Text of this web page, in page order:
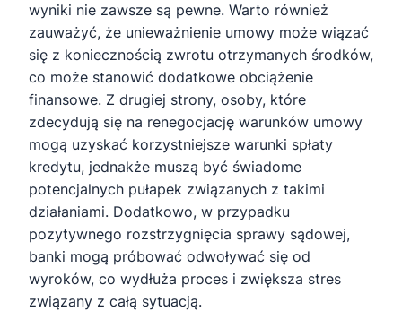
wyniki nie zawsze są pewne. Warto również
zauważyć, że unieważnienie umowy może wiązać
się z koniecznością zwrotu otrzymanych środków,
co może stanowić dodatkowe obciążenie
finansowe. Z drugiej strony, osoby, które
zdecydują się na renegocjację warunków umowy
mogą uzyskać korzystniejsze warunki spłaty
kredytu, jednakże muszą być świadome
potencjalnych pułapek związanych z takimi
działaniami. Dodatkowo, w przypadku
pozytywnego rozstrzygnięcia sprawy sądowej,
banki mogą próbować odwoływać się od
wyroków, co wydłuża proces i zwiększa stres
związany z całą sytuacją.